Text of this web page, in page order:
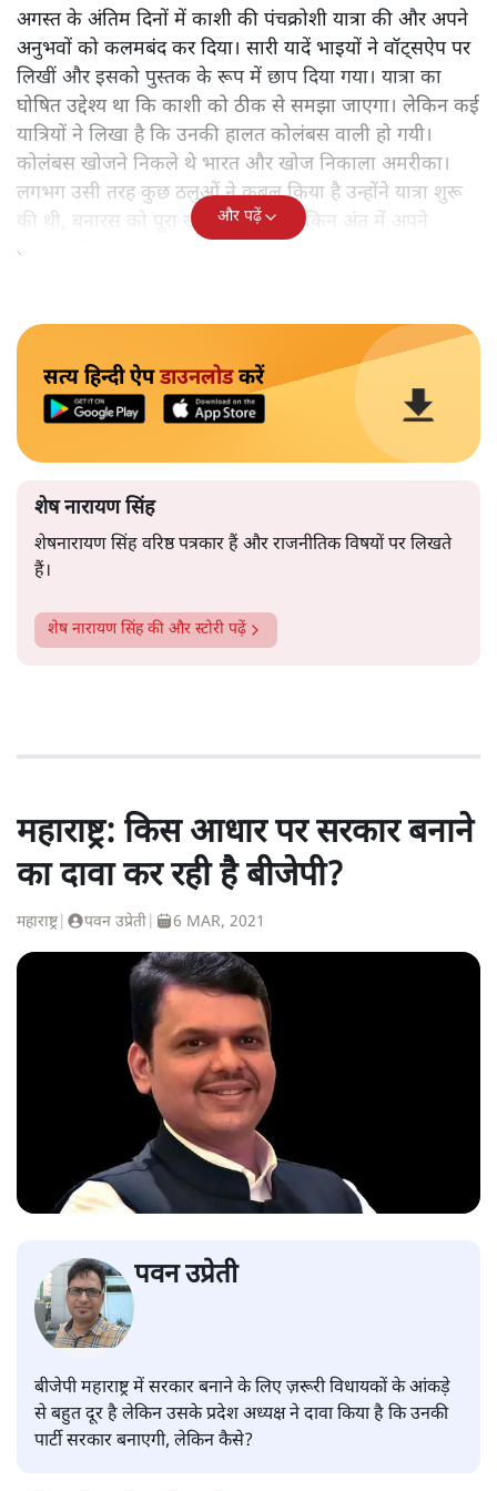
अगस्त के अंतिम दिनों में काशी की पंचक्रोशी यात्रा की और अपने
अनुभवों को कलमबंद कर दिया। सारी यादें भाइयों ने वॉट्सऐप पर
लिखीं और इसको पुस्तक के रूप में छाप दिया गया। यात्रा का
घोषित उद्देश्य था कि काशी को ठीक से समझा जाएगा। लेकिन कई
यात्रियों ने लिखा है कि उनकी हालत कोलंबस वाली हो गयी।
कोलंबस खोजने निकले थे भारत और खोज निकाला अमरीका।
लगभग उसी तरह कुछ ठलुओं ने कुबूल किया है उन्होंने यात्रा शुरू
की थी, बनारस को पूरा खोजने के लिए लेकिन अंत में अपने
आपको ही समझकर संतुष्ट हो गए।
और पढ़ें
सत्य हिन्दी ऐपडाउनलोडकरें
शेष नारायण सिंह
शेषनारायण सिंह वरिष्ठ पत्रकार हैं और राजनीतिक विषयों पर लिखते
हैं।
शेष नारायण सिंहकी और स्टोरी पढ़ें
महाराष्ट्र: किस आधार पर सरकार बनाने
का दावा कर रही है बीजेपी?
महाराष्ट्र| पवन उप्रेती 6 MAR, 2021
पवन उप्रेती
बीजेपी महाराष्ट्र में सरकार बनाने के लिए ज़रूरी विधायकों के आंकड़े
से बहुत दूर है लेकिन उसके प्रदेश अध्यक्ष ने दावा किया है कि उनकी
पार्टी सरकार बनाएगी, लेकिन कैसे?